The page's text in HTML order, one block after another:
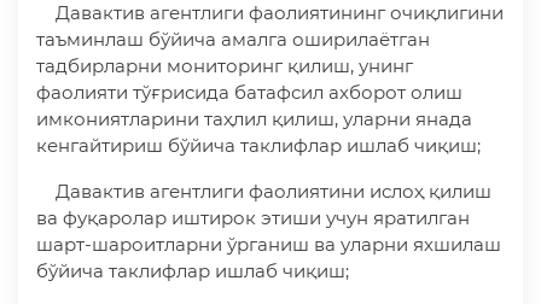
Давактив агентлиги фаолиятининг очиқлигини
таъминлаш бўйича амалга оширилаётган
тадбирларни мониторинг қилиш, унинг
фаолияти тўғрисида батафсил ахборот олиш
имкониятларини таҳлил қилиш, уларни янада
кенгайтириш бўйича таклифлар ишлаб чиқиш;
Давактив агентлиги фаолиятини ислоҳ қилиш
ва фуқаролар иштирок этиши учун яратилган
шарт-шароитларни ўрганиш ва уларни яхшилаш
бўйича таклифлар ишлаб чиқиш;